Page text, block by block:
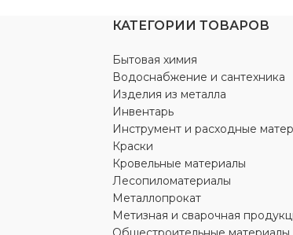
ИНФОРМАЦИЯ
вода
ЦВЕТ
МАТЕРИАЛ
КАТЕГОРИИ ТОВАРОВ
Бытовая химия
Водоснабжение и сантехника
Изделия из металла
Инвентарь
Инструмент и расходные
Краски
Кровельные материалы
Лесопиломатериалы
Металлопрокат
Метизная и сварочная